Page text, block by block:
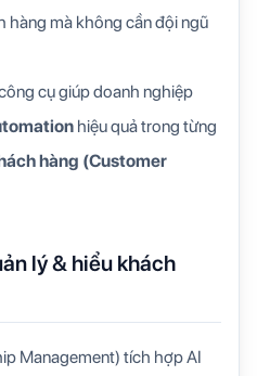
hàng mà không cần đội ngũ
cụ giúp doanh nghiệp
hiệu quả trong từng
hàng (Customer
lý & hiểu khách
Management) tích hợp AI